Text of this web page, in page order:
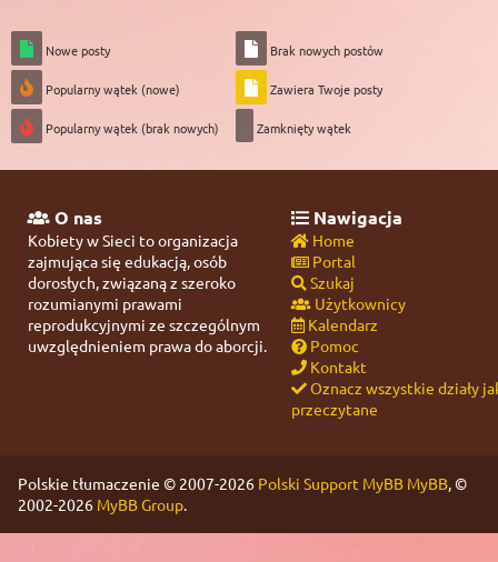
Nowe posty
Popularny wątek (nowe)
Popularny wątek (brak nowych)
Brak nowych postów
Zawiera Twoje posty
Zamknięty wątek
O nas
Kobiety w Sieci to organizacja
zajmująca się edukacją, osób
dorosłych, związaną z szeroko
rozumianymi prawami
reprodukcyjnymi ze szczególnym
uwzględnieniem prawa do aborcji.
Nawigacja
Home
Portal
Szukaj
Użytkownicy
Kalendarz
Pomoc
Kontakt
Oznacz wszystkie działy
przeczytane
Polskie tłumaczenie © 2007-2026 Polski Support MyBB MyBB, ©
2002-2026 MyBB Group.